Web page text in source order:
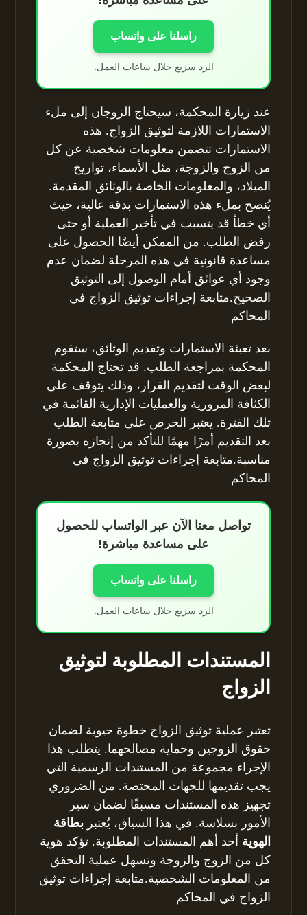
راسلنا على واتساب
الرد سريع خلال ساعات العمل.
عند زيارة المحكمة، سيحتاج الزوجان إلى ملء
الاستمارات اللازمة لتوثيق الزواج. هذه
الاستمارات تتضمن معلومات شخصية عن كل
من الزوج والزوجة، مثل الأسماء، تواريخ
الميلاد، والمعلومات الخاصة بالوثائق المقدمة.
يُنصح بملء هذه الاستمارات بدقة عالية، حيث
أي خطأ قد يتسبب في تأخير العملية أو حتى
رفض الطلب. من الممكن أيضًا الحصول على
مساعدة قانونية في هذه المرحلة لضمان عدم
وجود أي عوائق أمام الوصول إلى التوثيق
الصحيح.متابعة إجراءات توثيق الزواج في
المحاكم
بعد تعبئة الاستمارات وتقديم الوثائق، ستقوم
المحكمة بمراجعة الطلب. قد تحتاج المحكمة
لبعض الوقت لتقديم القرار، وذلك يتوقف على
الكثافة المرورية والعمليات الإدارية القائمة في
تلك الفترة. يعتبر الحرص على متابعة الطلب
بعد التقديم أمرًا مهمًا للتأكد من إنجازه بصورة
مناسبة.متابعة إجراءات توثيق الزواج في
المحاكم
تواصل معنا الآن عبر الواتساب للحصول
على مساعدة مباشرة!
راسلنا على واتساب
الرد سريع خلال ساعات العمل.
المستندات المطلوبة لتوثيق
الزواج
تعتبر عملية توثيق الزواج خطوة حيوية لضمان
حقوق الزوجين وحماية مصالحهما. يتطلب هذا
الإجراء مجموعة من المستندات الرسمية التي
يجب تقديمها للجهات المختصة. من الضروري
تجهيز هذه المستندات مسبقًا لضمان سير
الأمور بسلاسة. في هذا السياق، يُعتبربطاقة
الهوية أحد أهم المستندات المطلوبة. تؤكد هوية
كل من الزوج والزوجة وتسهل عملية التحقق
من المعلومات الشخصية.متابعة إجراءات توثيق
الزواج في المحاكم